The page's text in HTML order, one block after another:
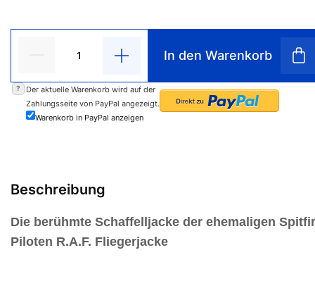
In den Warenkorb
?
Der aktuelle Warenkorb wird auf der
Zahlungsseite von PayPal angezeigt.
Warenkorb in PayPal anzeigen
Beschreibung
Die berühmte Schaffelljacke der ehemaligen
Piloten R.A.F. Fliegerjacke